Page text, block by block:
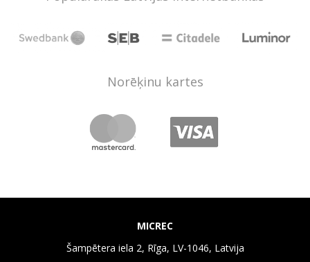
Norēķinu kartes
MICREC
Šampētera iela 2, Rīga, LV-1046, Latvija